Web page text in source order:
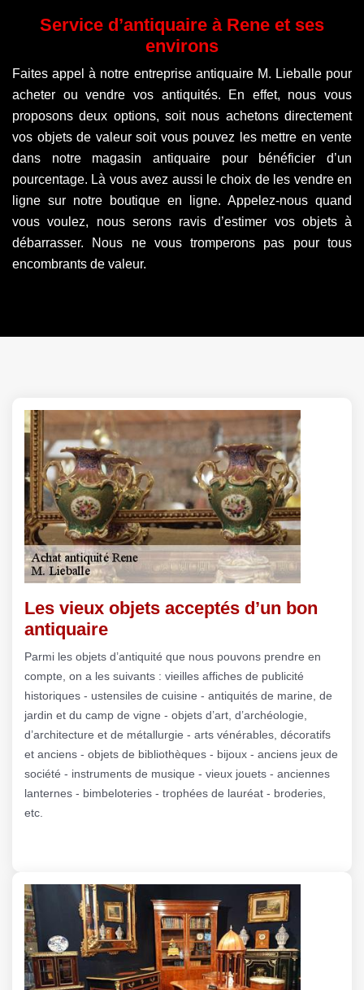
Service d’antiquaire à Rene et ses
environs
Faites appel à notre entreprise antiquaire M. Lieballe pour
acheter ou vendre vos antiquités. En effet, nous vous
proposons deux options, soit nous achetons directement
vos objets de valeur soit vous pouvez les mettre en vente
dans notre magasin antiquaire pour bénéficier d’un
pourcentage. Là vous avez aussi le choix de les vendre en
ligne sur notre boutique en ligne. Appelez-nous quand
vous voulez, nous serons ravis d’estimer vos objets à
débarrasser. Nous ne vous tromperons pas pour tous
encombrants de valeur.
Les vieux objets acceptés d’un bon
antiquaire
Parmi les objets d’antiquité que nous pouvons prendre en
compte, on a les suivants : vieilles affiches de publicité
historiques - ustensiles de cuisine - antiquités de marine, de
jardin et du camp de vigne - objets d’art, d’archéologie,
d’architecture et de métallurgie - arts vénérables, décoratifs
et anciens - objets de bibliothèques - bijoux - anciens jeux de
société - instruments de musique - vieux jouets - anciennes
lanternes - bimbeloteries - trophées de lauréat - broderies,
etc.